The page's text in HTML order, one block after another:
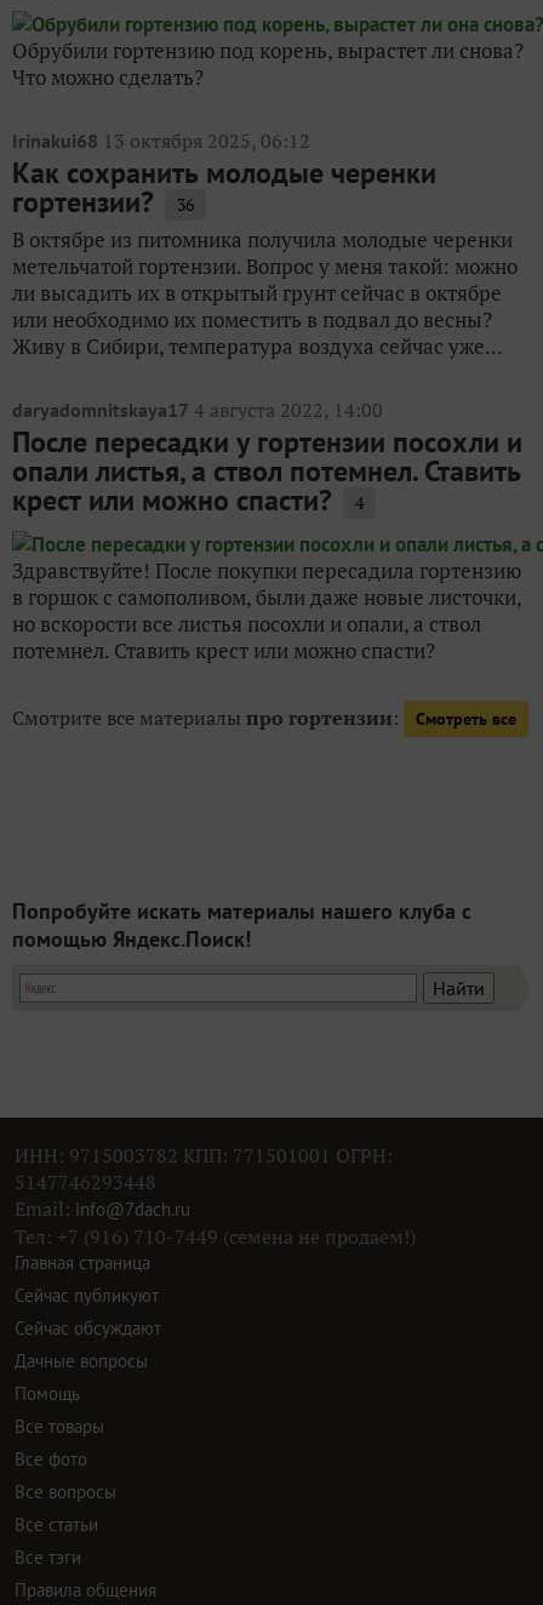
Обрубили гортензию под корень, вырастет ли снова?
Что можно сделать?
Irinakui68 13 октября 2025, 06:12
Как сохранить молодые черенки
гортензии? 36
В октябре из питомника получила молодые черенки
метельчатой гортензии. Вопрос у меня такой: можно
ли высадить их в открытый грунт сейчас в октябре
или необходимо их поместить в подвал до весны?
Живу в Сибири, температура воздуха сейчас уже...
daryadomnitskaya17 4 августа 2022, 14:00
После пересадки у гортензии посохли и
опали листья, а ствол потемнел. Ставить
крест или можно спасти? 4
Здравствуйте! После покупки пересадила гортензию
в горшок с самополивом, были даже новые листочки,
но вскорости все листья посохли и опали, а ствол
потемнел. Ставить крест или можно спасти?
Смотрите все материалы про гортензии: Смотреть все
Попробуйте искать материалы нашего клуба с
помощью Яндекс.Поиск!
ИНН: 9715003782 КПП: 771501001 ОГРН:
5147746293448
Email: info@7dach.ru
Тел: +7 (916) 710-7449 (семена не продаем!)
Главная страница
Сейчас публикуют
Сейчас обсуждают
Дачные вопросы
Помощь
Все товары
Все фото
Все вопросы
Все статьи
Все тэги
Правила общения